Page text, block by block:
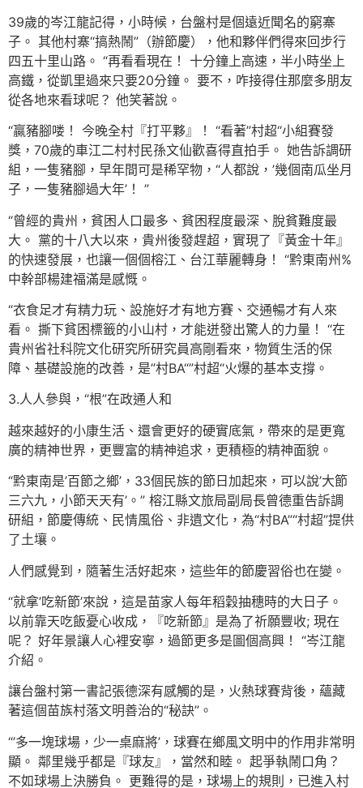
39歲的岑江龍記得，小時候，台盤村是個遠近聞名的窮寨
子。 其他村寨“搞熱鬧”（辦節慶），他和夥伴們得來回步行
四五十里山路。 “再看看現在！ 十分鐘上高速，半小時坐上
高鐵，從凱里過來只要20分鐘。 要不，咋接得住那麼多朋友
從各地來看球呢？ 他笑著說。
“贏豬腳喽！ 今晚全村『打平夥』！ “看著”村超“小組賽發
獎，70歲的車江二村村民孫文仙歡喜得直拍手。 她告訴調研
組，一隻豬腳，早年間可是稀罕物，“人都說，’幾個南瓜坐月
子，一隻豬腳過大年’！ ”
“曾經的貴州，貧困人口最多、貧困程度最深、脫貧難度最
大。 黨的十八大以來，貴州後發趕超，實現了『黃金十年』
的快速發展，也讓一個個榕江、台江華麗轉身！ “黔東南州%
中幹部楊建福滿是感慨。
“衣食足才有精力玩、設施好才有地方賽、交通暢才有人來
看。 撕下貧困標籤的小山村，才能迸發出驚人的力量！ “在
貴州省社科院文化研究所研究員高剛看來，物質生活的保
障、基礎設施的改善，是”村BA“”村超“火爆的基本支撐。
3.人人參與，“根”在政通人和
越來越好的小康生活、還會更好的硬實底氣，帶來的是更寬
廣的精神世界，更豐富的精神追求，更積極的精神面貌。
“黔東南是’百節之鄉’，33個民族的節日加起來，可以說’大節
三六九，小節天天有’。” 榕江縣文旅局副局長曾德重告訴調
研組，節慶傳統、民情風俗、非遺文化，為“村BA”“村超”提供
了土壤。
人們感覺到，隨著生活好起來，這些年的節慶習俗也在變。
“就拿’吃新節’來說，這是苗家人每年稻穀抽穗時的大日子。
以前靠天吃飯憂心收成，『吃新節』是為了祈願豐收; 現在
呢？ 好年景讓人心裡安寧，過節更多是圖個高興！ “岑江龍
介紹。
讓台盤村第一書記張德深有感觸的是，火熱球賽背後，蘊藏
著這個苗族村落文明善治的“秘訣”。
“’多一塊球場，少一桌麻將’，球賽在鄉風文明中的作用非常明
顯。 鄰里幾乎都是『球友』，當然和睦。 起爭執鬧口角？
不如球場上決勝負。 更難得的是，球場上的規則，已進入村